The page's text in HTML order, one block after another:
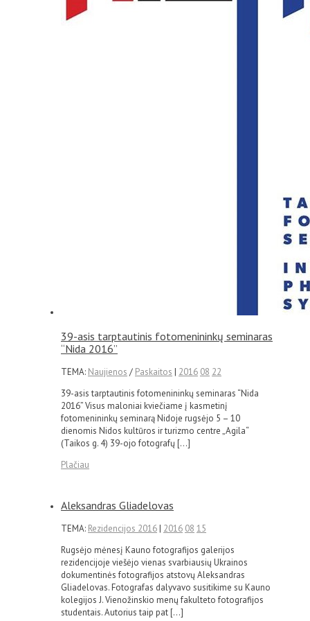
39-asis tarptautinis fotomenininkų seminaras
“Nida 2016”
TEMA: Naujienos / Paskaitos | 2016 08 22
39-asis tarptautinis fotomenininkų seminaras “Nida
2016” Visus maloniai kviečiame į kasmetinį
fotomenininkų seminarą Nidoje rugsėjo 5 – 10
dienomis Nidos kultūros ir turizmo centre „Agila“
(Taikos g. 4) 39-ojo fotografų […]
Plačiau
Aleksandras Gliadelovas
TEMA: Rezidencijos 2016| 2016 08 15
Rugsėjo mėnesį Kauno fotografijos galerijos
rezidencijoje viešėjo vienas svarbiausių Ukrainos
dokumentinės fotografijos atstovų Aleksandras
Gliadelovas. Fotografas dalyvavo susitikime su Kauno
kolegijos J. Vienožinskio menų fakulteto fotografijos
studentais. Autorius taip pat […]